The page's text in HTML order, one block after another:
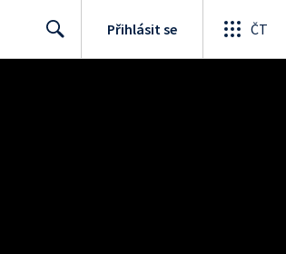
Přihlásit se ČT